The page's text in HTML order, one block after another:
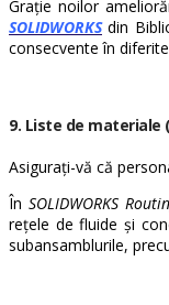
Grație noilor
SOLIDWORKSdin
consecvente în
9. Liste de materiale (
Asigurați-vă că
În SOLIDWORKS
rețele de fluide și
subansamblurile,